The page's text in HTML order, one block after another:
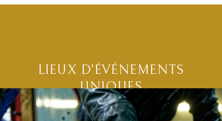
LIEUX D’ÉVÉNEMENTS
UNIQUES